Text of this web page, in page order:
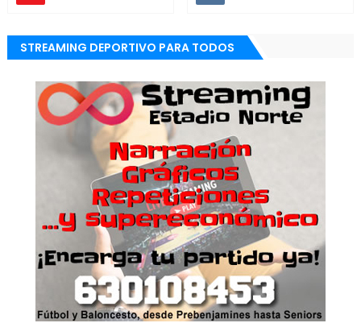
STREAMING DEPORTIVO PARA TODOS